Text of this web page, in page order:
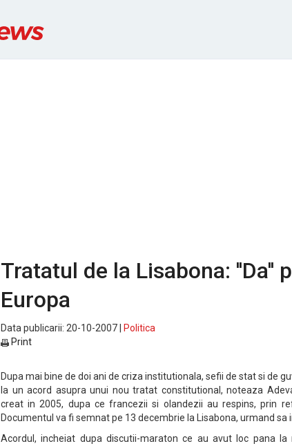
Tratatul de la Lisabona: ''Da''
Europa
Data publicarii: 20-10-2007 |
Politica
Print
Dupa mai bine de doi ani de criza institutionala, sefii de stat si de
la un acord asupra unui nou tratat constitutional, noteaza
creat in 2005, dupa ce francezii si olandezii au respins, prin
Documentul va fi semnat pe 13 decembrie la Lisabona, urmand sa
Acordul, incheiat dupa discutii-maraton ce au avut loc pana